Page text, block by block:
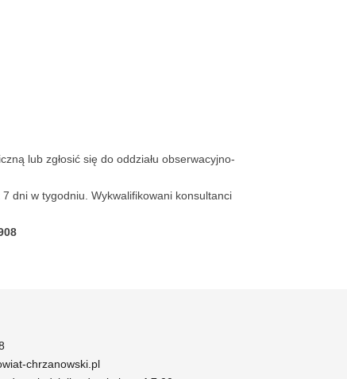
lub zgłosić się do oddziału obserwacyjno-
dni w tygodniu. Wykwalifikowani konsultanci
chrzanowski.pl